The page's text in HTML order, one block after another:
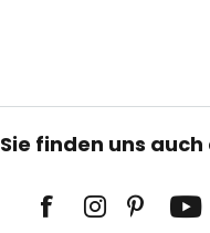
Sie finden uns auch